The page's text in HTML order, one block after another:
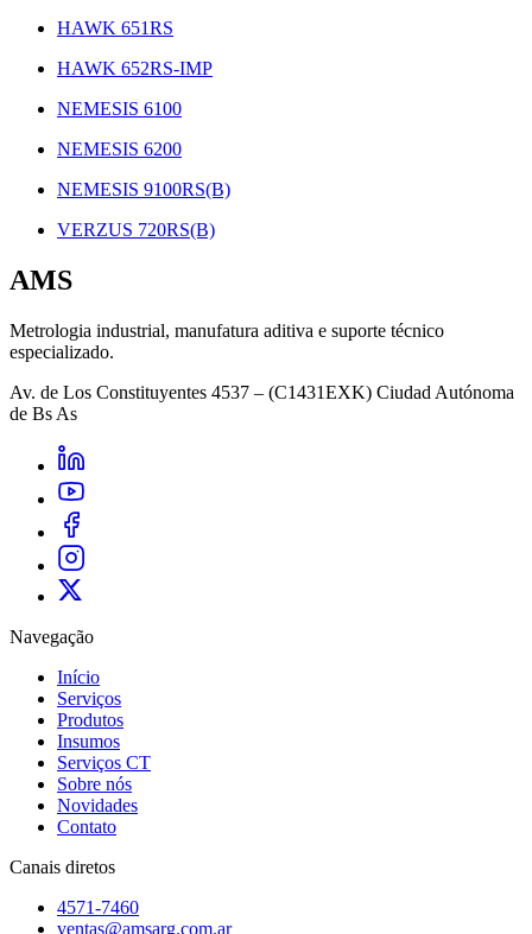
HAWK 651RS
HAWK 652RS-IMP
NEMESIS 6100
NEMESIS 6200
NEMESIS 9100RS(B)
VERZUS 720RS(B)
AMS
Metrologia industrial, manufatura aditiva e suporte técnico
especializado.
Av. de Los Constituyentes 4537 – (C1431EXK) Ciudad Autónoma
de Bs As
Navegação
Início
Serviços
Produtos
Insumos
Serviços CT
Sobre nós
Novidades
Contato
Canais diretos
4571-7460
ventas@amsarg.com.ar